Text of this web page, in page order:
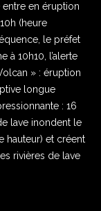
entre en éruption
(heure
le préfet
à 10h10, l’alerte
» : éruption
longue
: 16
lave inondent le
hauteur) et créent
rivières de lave